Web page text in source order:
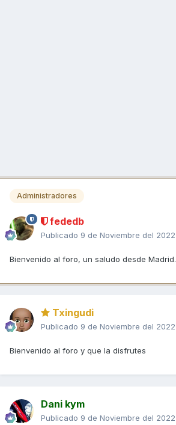
Administradores
fededb
Publicado 9 de Noviembre del 2022
Bienvenido al foro, un saludo desde Madrid.
Txingudi
Publicado 9 de Noviembre del 2022
Bienvenido al foro y que la disfrutes
Dani kym
Publicado 9 de Noviembre del 2022